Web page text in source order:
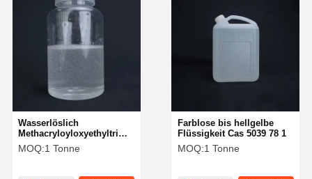
Wasserlöslich
Methacryloyloxyethyltrimethyl
Ammoniumchlorid bei
normalen Temperaturen
MOQ:1 Tonne
Farblose bis hellgelbe
Flüssigkeit Cas 5039 78 1
MOQ:1 Tonne